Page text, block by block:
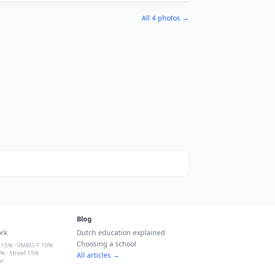
All 4 photos →
· VMBO-T 10%
· Streef 15%
Blog
Dutch education explained
Choosing a school
All articles →